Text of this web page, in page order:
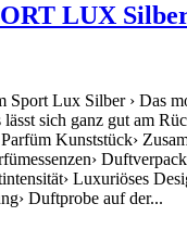
LUX
Sport Lux Silber › Das
sich ganz gut am
Kunststück›
Luxuriöses
Duftprobe auf der...